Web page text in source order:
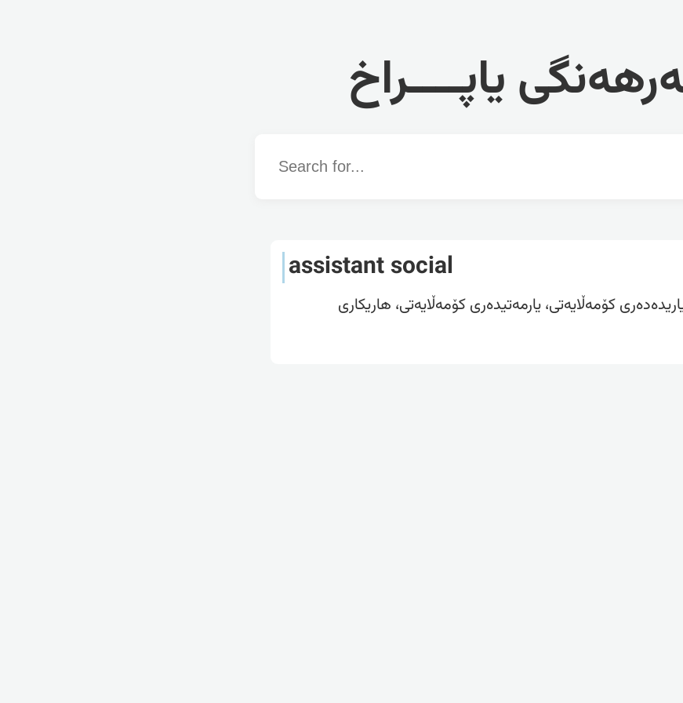
یاپــــراخ
Word
assistant social
کۆمەڵایەتی، یارمەتیدەری کۆمەڵایەتی، هاریکاری